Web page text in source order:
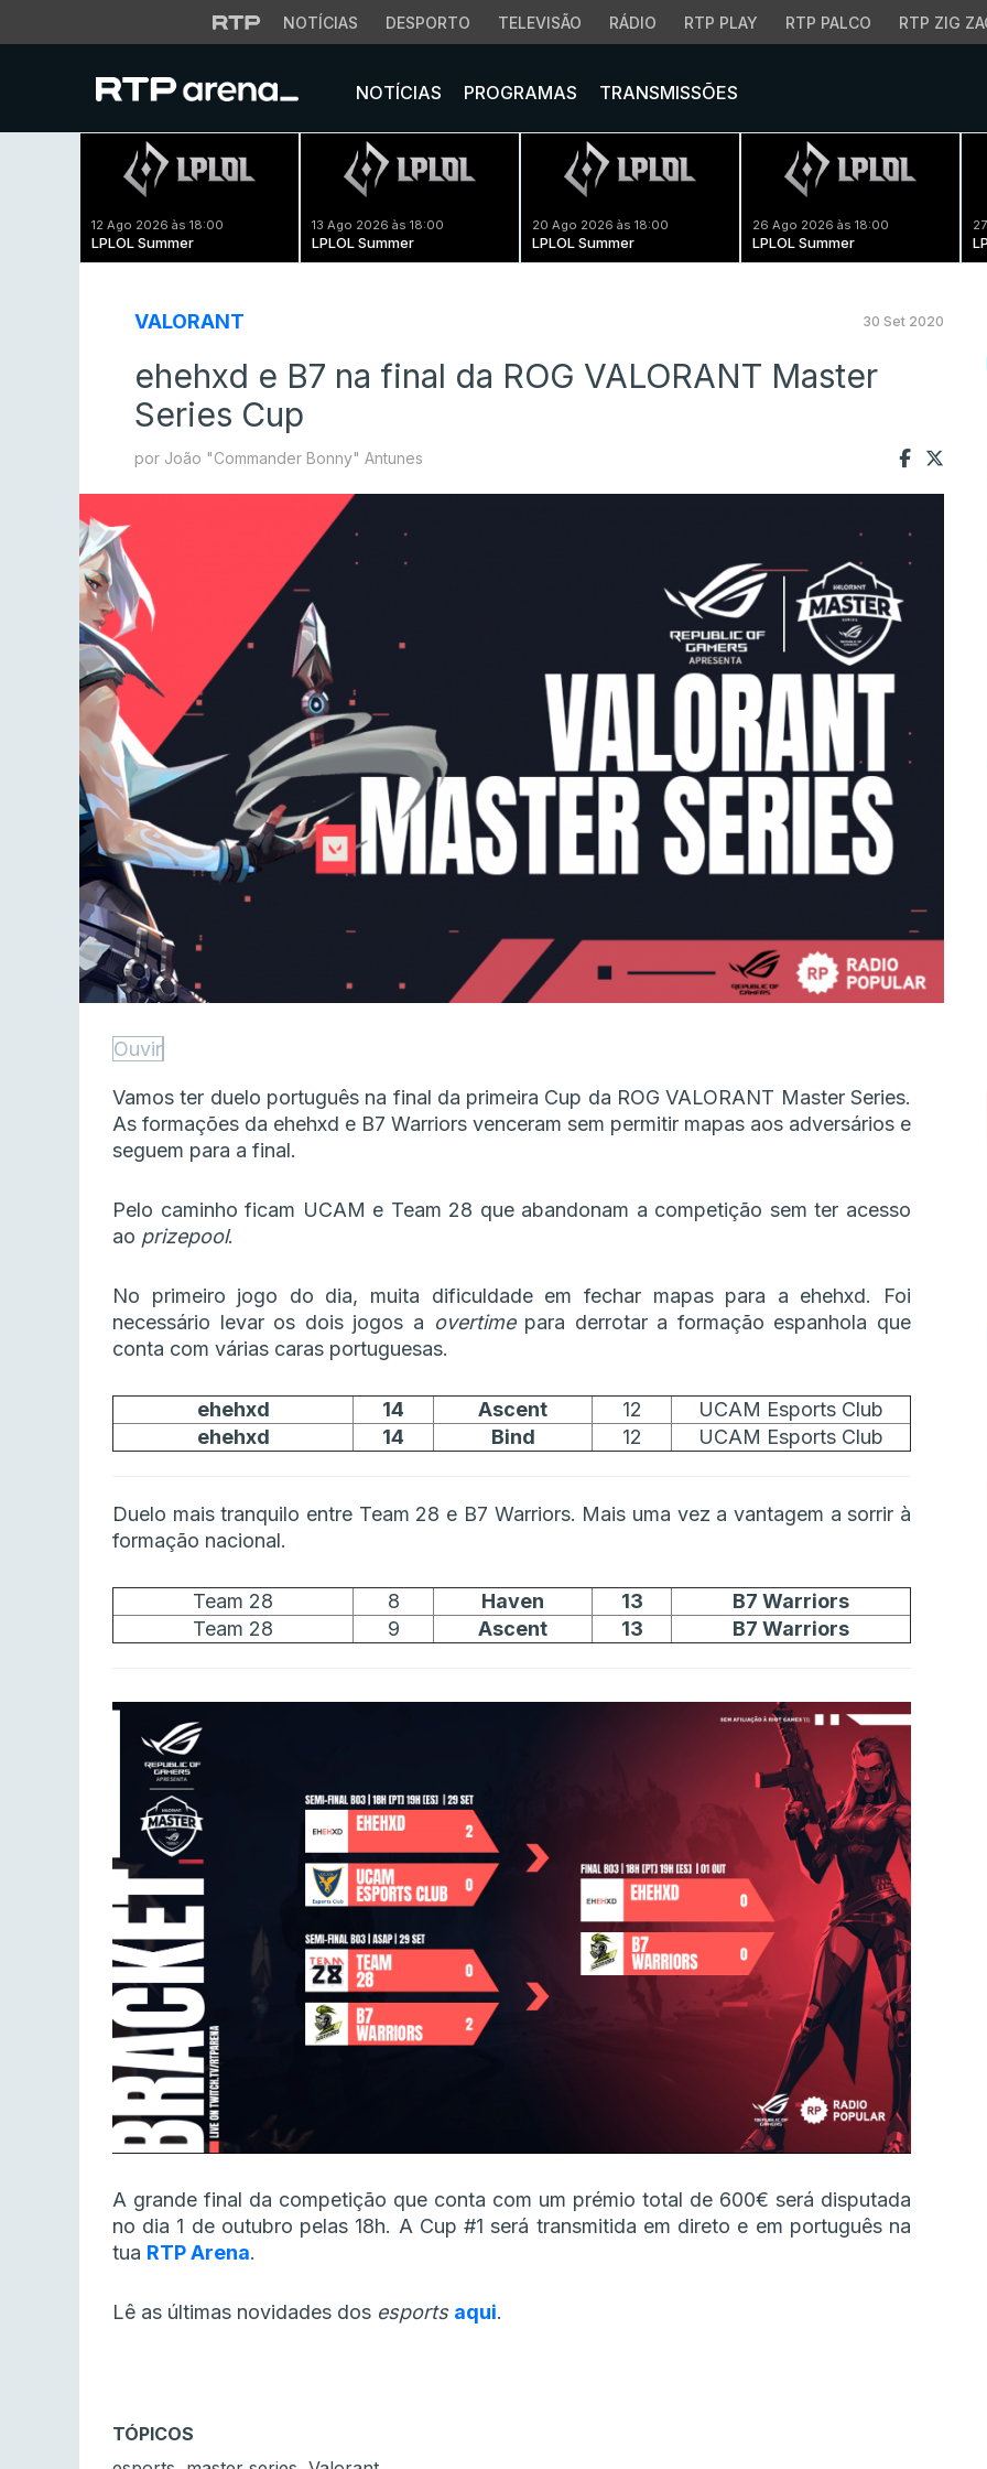
NOTÍCIAS DESPORTO TELEVISÃO RÁDIO RTP PLAY RTP PALCO RTP ZIG
NOTÍCIAS PROGRAMAS TRANSMISSÕES
12 Ago 2026 às 18:00
LPLOL Summer
13 Ago 2026 às 18:00
LPLOL Summer
20 Ago 2026 às 18:00
LPLOL Summer
26 Ago 2026 às 18:00
LPLOL Summer
VALORANT 30 Set 2020
ehehxd e B7 na final da ROG VALORANT Master
Series Cup
por João "Commander Bonny" Antunes
Ouvir
Vamos ter duelo português na final da primeira Cup da ROG VALORANT Master Series.
As formações da ehehxd e B7 Warriors venceram sem permitir mapas aos adversários e
seguem para a final.
Pelo caminho ficam UCAM e Team 28 que abandonam a competição sem ter acesso
ao prizepool.
No primeiro jogo do dia, muita dificuldade em fechar mapas para a ehehxd. Foi
necessário levar os dois jogos a overtimepara derrotar a formação espanhola que
conta com várias caras portuguesas.
ehehxd 14 Ascent 12
UCAM Esports Club
ehehxd
14 Bind 12 UCAM Esports Club
Duelo mais tranquilo entre Team 28 e B7 Warriors. Mais uma vez a vantagem a sorrir à
formação nacional.
Team 28 8 Haven 13
B7 Warriors
Team 28
9 Ascent 13 B7 Warriors
A grande final da competição que conta com um prémio total de 600€ será disputada
no dia 1 de outubro pelas 18h. A Cup #1 será transmitida em direto e em português na
tua RTP Arena.
Lê as últimas novidades dos esports aqui.
TÓPICOS